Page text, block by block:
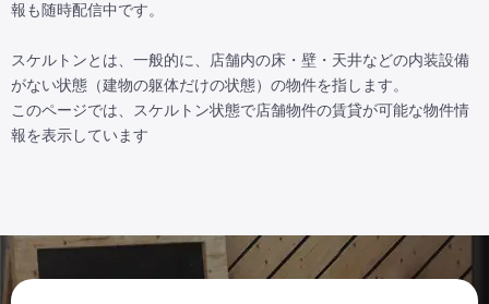
報も随時配信中です。
スケルトンとは、一般的に、店舗内の床・壁・天井などの内装設備
がない状態（建物の躯体だけの状態）の物件を指します。
このページでは、スケルトン状態で店舗物件の賃貸が可能な物件情
報を表示しています